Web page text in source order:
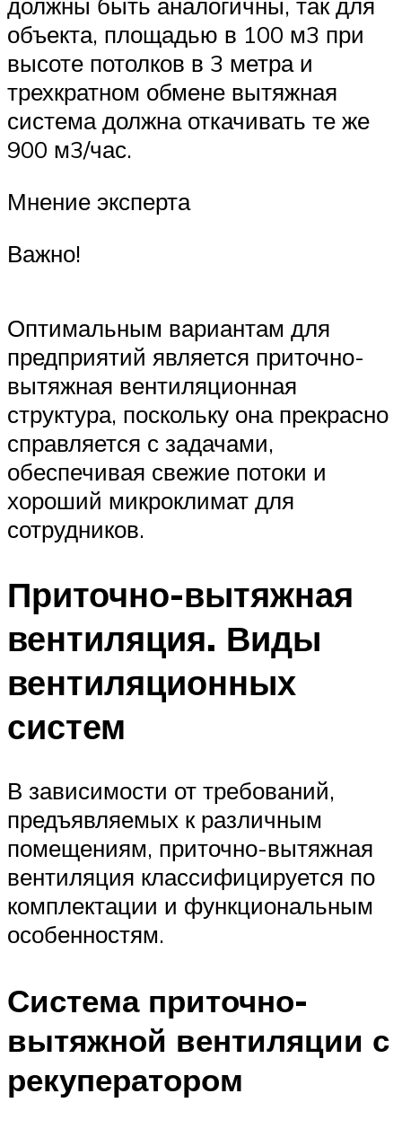
объекта, площадью в 100 м3 при
высоте потолков в 3 метра и
трехкратном обмене вытяжная
система должна откачивать те же
900 м3/час.
Мнение эксперта
Важно!
Оптимальным вариантам для
предприятий является приточно-
вытяжная вентиляционная
структура, поскольку она прекрасно
справляется с задачами,
обеспечивая свежие потоки и
хороший микроклимат для
сотрудников.
Приточно-вытяжная
вентиляция. Виды
вентиляционных
систем
В зависимости от требований,
предъявляемых к различным
помещениям, приточно-вытяжная
вентиляция классифицируется по
комплектации и функциональным
особенностям.
Система приточно-
вытяжной вентиляции с
рекуператором